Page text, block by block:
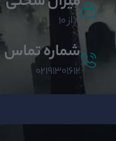
8 از 10
شماره تماس
02191301612